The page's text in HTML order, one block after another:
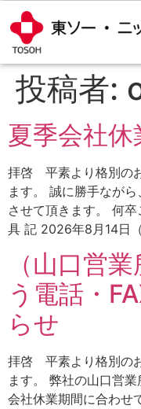
投稿者:
夏季会社
拝啓 平素より格別の
ます。 誠に勝手なが
させて頂きます。 何
具 記 2026年8月14日
（山口営
う電話・
らせ
拝啓 平素より格別の
ます。 弊社の山口営
会社休業期間に合わせ